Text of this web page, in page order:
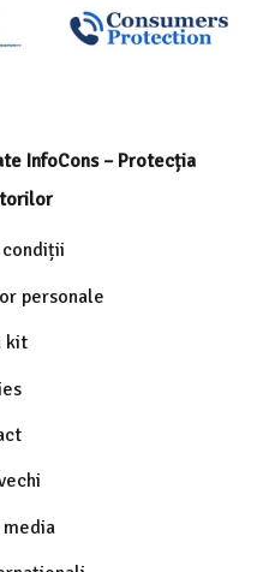
InfoCons – Protecția
condiții
personale
kit